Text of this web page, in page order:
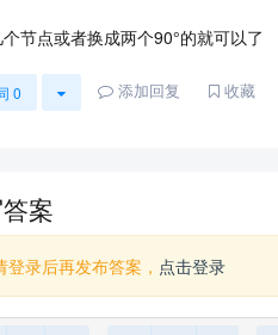
节点或者换成两个90°的就可以了
0 添加回复 收藏
案
登录后再发布答案， 点击登录